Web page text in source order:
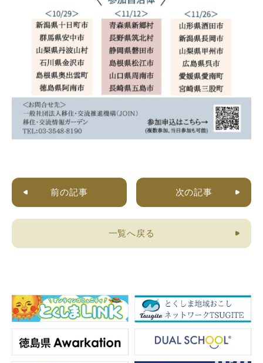
前の記事 次の記事
一覧へ戻る